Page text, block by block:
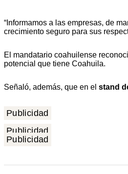
“Informamos a las empresas, de
crecimiento seguro para sus
El mandatario coahuilense
potencial que tiene Coahuila.
Señaló, además, que en el stand
Publicidad
Publicidad
Publicidad